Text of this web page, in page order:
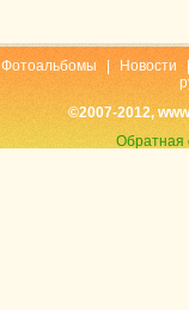
Фотоальбомы Новости
©2007-2012,
Обратная